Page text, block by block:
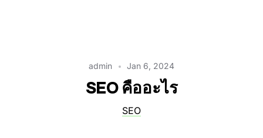
admin Jan 6, 2024
SEO คืออะไร
SEO